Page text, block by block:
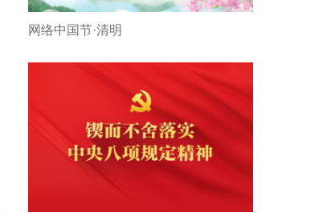
网络中国节·清明